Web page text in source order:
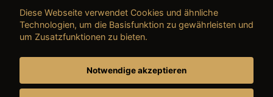
→ AGB (Gebrauchtwagen)
→ AGB (Teile & Zubehör)
Diese Webseite verwendet Cookies und ähnliche
Technologien, um die Basisfunktion zu gewährleisten und
um Zusatzfunktionen zu bieten.
Notwendige akzeptieren